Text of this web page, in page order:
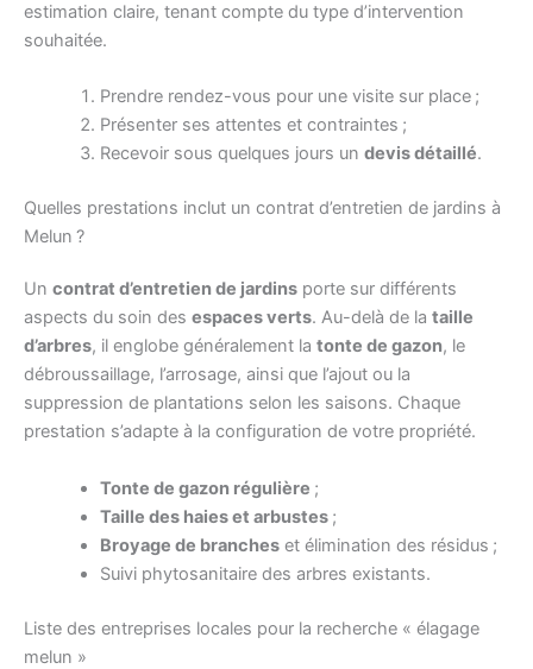
estimation claire, tenant compte du type d’intervention
souhaitée.
Prendre rendez-vous pour une visite sur place ;
Présenter ses attentes et contraintes ;
Recevoir sous quelques jours un devis détaillé.
Quelles prestations inclut un contrat d’entretien de jardins à
Melun ?
Un contrat d’entretien de jardins porte sur différents
aspects du soin des espaces verts. Au-delà de la taille
d’arbres, il englobe généralement la tonte de gazon, le
débroussaillage, l’arrosage, ainsi que l’ajout ou la
suppression de plantations selon les saisons. Chaque
prestation s’adapte à la configuration de votre propriété.
Tonte de gazon régulière ;
Taille des haies et arbustes;
Broyage de brancheset élimination des résidus ;
Suivi phytosanitaire des arbres existants.
Liste des entreprises locales pour la recherche « élagage
melun »